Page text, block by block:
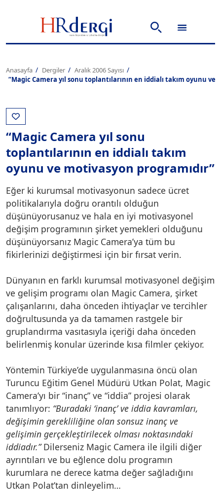
Anasayfa Dergiler
Aralık 2006 Sayısı
“Magic Camera yıl sonu toplantılarının en iddialı takım oyunu ve
“Magic Camera yıl sonu
toplantılarının en iddialı takım
oyunu ve motivasyon programıdır”
Eğer ki kurumsal motivasyonun sadece ücret
politikalarıyla doğru orantılı olduğun
düşünüyorusanuz ve hala en iyi motivasyonel
değişim programının şirket yemekleri olduğunu
düşünüyorsanız Magic Camera’ya tüm bu
fikirlerinizi değiştirmesi için bir fırsat verin.
Dünyanın en farklı kurumsal motivasyonel değişim
ve gelişim programı olan Magic Camera, şirket
çalışanlarını, daha önceden ihtiyaçlar ve tercihler
doğrultusunda ya da tamamen rastgele bir
gruplandırma vasıtasıyla içeriği daha önceden
belirlenmiş konular üzerinde kısa filmler çekiyor.
Yöntemin Türkiye’de uygulanmasına öncü olan
Turuncu Eğitim Genel Müdürü Utkan Polat, Magic
Camera’yı bir “inanç” ve “iddia” projesi olarak
tanımlıyor: “Buradaki ‘inanç’ ve iddia kavramları,
değişimin gerekliliğine olan sonsuz inanç ve
gelişimin gerçekleştirilecek olması noktasındaki
iddiadır.”Dilerseniz Magic Camera ile ilgili diğer
ayrıntıları ve bu eğlence dolu programın
kurumlara ne derece katma değer sağladığını
Utkan Polat’tan dinleyelim…